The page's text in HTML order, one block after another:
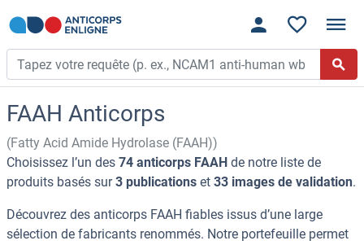
FAAH Anticorps
(Fatty Acid Amide Hydrolase (FAAH))
Choisissez l’un des 74 anticorps FAAH de notre liste de
produits basés sur3 publications et 33 images de validation.
Découvrez des anticorps FAAH fiables issus d’une large
sélection de fabricants renommés. Notre portefeuille permet